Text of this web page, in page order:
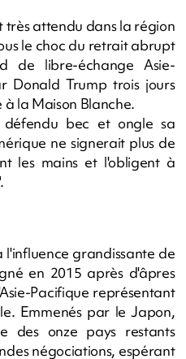
attendu dans la région
le choc du retrait abrupt
de libre-échange Asie-
Donald Trump trois jours
la Maison Blanche.
bec et ongle sa
ne signerait plus de
les mains et l'obligent à
l'influence grandissante de
en 2015 après d'âpres
Pacifique représentant
Emmenés par le Japon,
des onze pays restants
négociations, espérant